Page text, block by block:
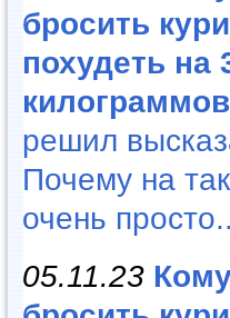
бросить
похудеть на
килограммов
решил
Почему на
очень
05.11.23